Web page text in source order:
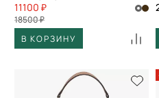
11100 ₽
18500 ₽
В КОРЗИНУ